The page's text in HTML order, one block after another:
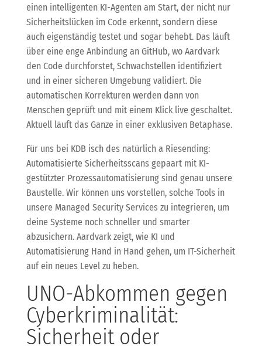
einen intelligenten KI-Agenten am Start, der nicht nur
Sicherheitslücken im Code erkennt, sondern diese
auch eigenständig testet und sogar behebt. Das läuft
über eine enge Anbindung an GitHub, wo Aardvark
den Code durchforstet, Schwachstellen identifiziert
und in einer sicheren Umgebung validiert. Die
automatischen Korrekturen werden dann von
Menschen geprüft und mit einem Klick live geschaltet.
Aktuell läuft das Ganze in einer exklusiven Betaphase.
Für uns bei KDB isch des natürlich a Riesending:
Automatisierte Sicherheitsscans gepaart mit KI-
gestützter Prozessautomatisierung sind genau unsere
Baustelle. Wir können uns vorstellen, solche Tools in
unsere Managed Security Services zu integrieren, um
deine Systeme noch schneller und smarter
abzusichern. Aardvark zeigt, wie KI und
Automatisierung Hand in Hand gehen, um IT-Sicherheit
auf ein neues Level zu heben.
UNO-Abkommen gegen
Cyberkriminalität:
Sicherheit oder